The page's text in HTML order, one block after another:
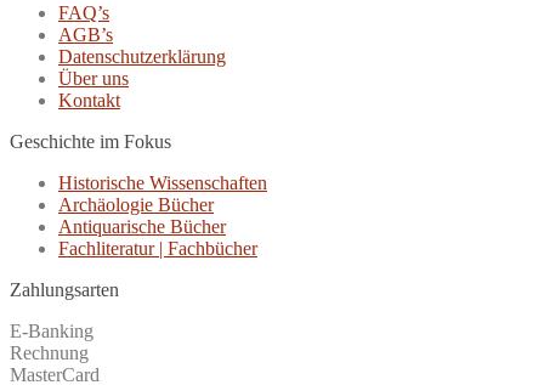
FAQ’s
AGB’s
Datenschutzerklärung
Über uns
Kontakt
Geschichte im Fokus
Historische Wissenschaften
Archäologie Bücher
Antiquarische Bücher
Fachliteratur | Fachbücher
Zahlungsarten
E-Banking
Rechnung
MasterCard